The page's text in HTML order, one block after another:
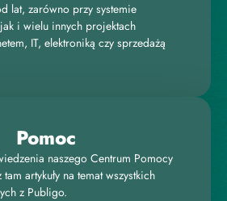
lat, zarówno przy systemie
i wielu innych projektach
IT, elektroniką czy sprzedażą
Pomoc
naszego Centrum Pomocy
artykuły na temat wszystkich
z Publigo.